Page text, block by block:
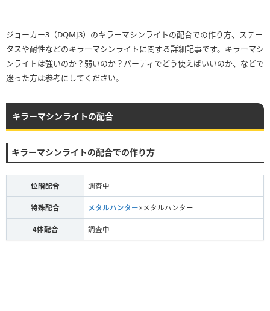
ジョーカー3（DQMJ3）のキラーマシンライトの配合での作り方、ステー
タスや耐性などのキラーマシンライトに関する詳細記事です。キラーマシ
ンライトは強いのか？弱いのか？パーティでどう使えばいいのか、などで
迷った方は参考にしてください。
キラーマシンライトの配合
キラーマシンライトの配合での作り方
位階配合 調査中
特殊配合 メタルハンター×メタルハンター
4体配合 調査中